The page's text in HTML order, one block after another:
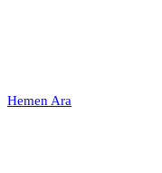
Hemen Ara